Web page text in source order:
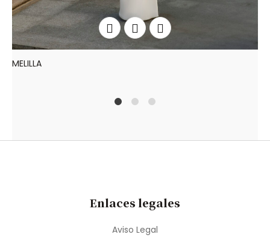
MELILLA
Enlaces legales
Aviso Legal